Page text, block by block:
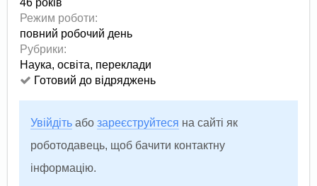
46 років
Режим роботи:
повний робочий день
Рубрики:
Наука, освіта, переклади
Готовий до відряджень
Увійдіть абозареєструйтеся на сайті як
роботодавець, щоб бачити контактну
інформацію.